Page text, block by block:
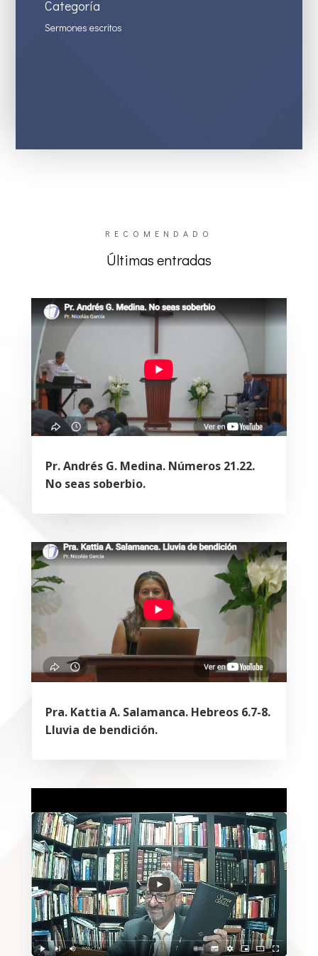
Categoría
Sermones escritos
RECOMENDADO
Últimas entradas
Pr. Andrés G. Medina. Números 21.22.
No seas soberbio.
Pra. Kattia A. Salamanca. Hebreos 6.7-8.
Lluvia de bendición.